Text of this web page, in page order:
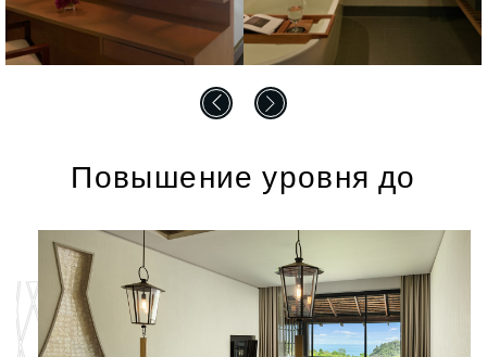
Повышение уровня до